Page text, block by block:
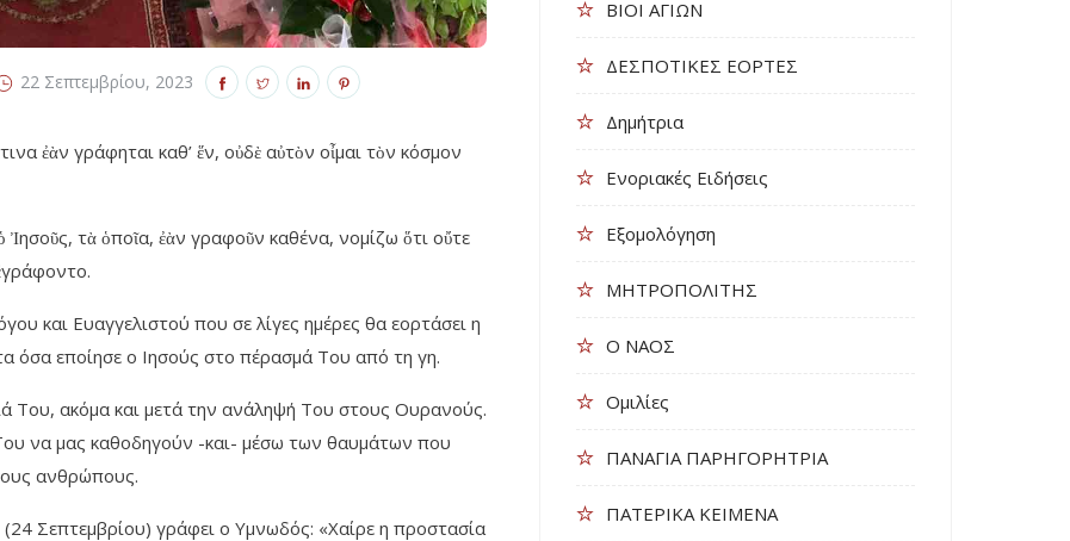
22 Σεπτεμβρίου, 2023
ἐὰν γράφηται καθ’ ἕν, οὐδὲ αὐτὸν οἶμαι τὸν κόσμον
τὰ ὁποῖα, ἐὰν γραφοῦν καθένα, νομίζω ὅτι οὔτε
και Ευαγγελιστού που σε λίγες ημέρες θα εορτάσει η
όσα εποίησε ο Ιησούς στο πέρασμά Του από τη γη.
Του, ακόμα και μετά την ανάληψή Του στους Ουρανούς.
να μας καθοδηγούν -και- μέσω των θαυμάτων που
ανθρώπους.
Σεπτεμβρίου) γράφει ο Υμνωδός: «Χαίρε η προστασία
ΒΙΟΙ ΑΓΙΩΝ
ΔΕΣΠΟΤΙΚΕΣ ΕΟΡΤΕΣ
Δημήτρια
Ενοριακές Ειδήσεις
Εξομολόγηση
ΜΗΤΡΟΠΟΛΙΤΗΣ
Ο ΝΑΟΣ
Ομιλίες
ΠΑΝΑΓΙΑ ΠΑΡΗΓΟΡΗΤΡΙΑ
ΠΑΤΕΡΙΚΑ ΚΕΙΜΕΝΑ